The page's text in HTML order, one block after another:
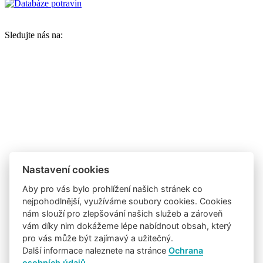
Sledujte nás na:
Nastavení cookies
Aby pro vás bylo prohlížení našich stránek co
nejpohodlnější, využíváme soubory cookies. Cookies
nám slouží pro zlepšování našich služeb a zároveň
vám díky nim dokážeme lépe nabídnout obsah, který
pro vás může být zajímavý a užitečný.
Další informace naleznete na stránceOchrana